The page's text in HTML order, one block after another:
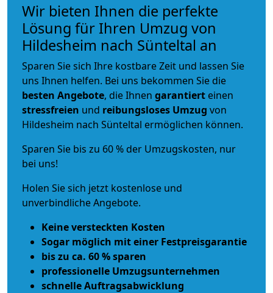
Wir bieten Ihnen die perfekte
Lösung für Ihren Umzug von
Hildesheim nach Sünteltal an
Sparen Sie sich Ihre kostbare Zeit und lassen Sie
uns Ihnen helfen. Bei uns bekommen Sie die
besten Angebote, die Ihnen garantiert einen
stressfreien und reibungsloses Umzug von
Hildesheim nach Sünteltal ermöglichen können.
Sparen Sie bis zu 60 % der Umzugskosten, nur
bei uns!
Holen Sie sich jetzt kostenlose und
unverbindliche Angebote.
Keine versteckten Kosten
Sogar möglich mit einer Festpreisgarantie
bis zu ca. 60 % sparen
professionelle Umzugsunternehmen
schnelle Auftragsabwicklung